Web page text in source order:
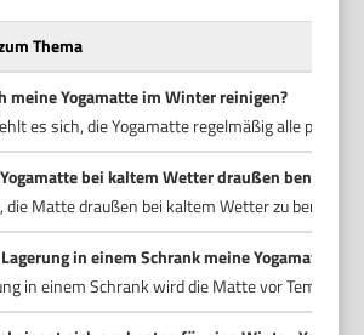
Thema
meine Yogamatte im Winter reinigen?
es sich, die Yogamatte regelmäßig alle paar
bei kaltem Wetter draußen benutzen?
die Matte draußen bei kaltem Wetter zu
in einem Schrank meine Yogamatte?
in einem Schrank wird die Matte vor